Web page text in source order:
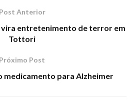
Post Anterior
vira entretenimento de terror em
Tottori
Próximo Post
medicamento para Alzheimer